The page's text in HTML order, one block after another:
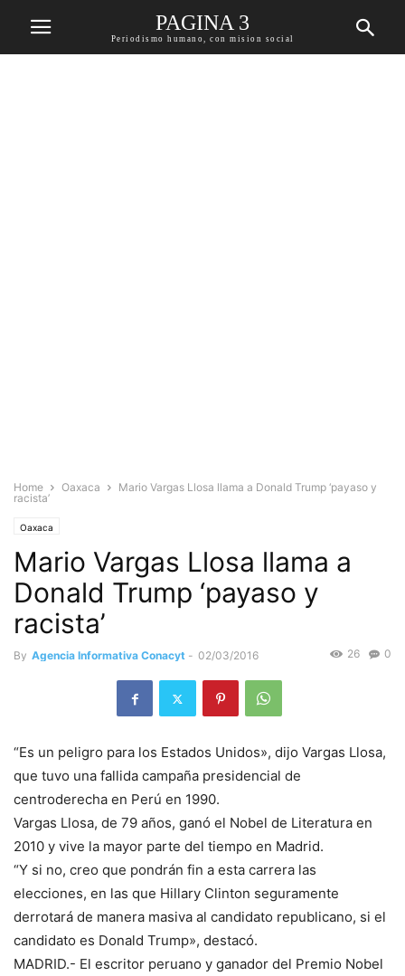
PAGINA 3
Periodismo humano, con mision social
Home Oaxaca
Mario Vargas Llosa llama a Donald Trump ‘payaso y
racista’
Oaxaca
Mario Vargas Llosa llama a
Donald Trump ‘payaso y
racista’
By Agencia Informativa Conacyt - 02/03/2016 0
26
“Es un peligro para los Estados Unidos», dijo Vargas Llosa,
que tuvo una fallida campaña presidencial de
centroderecha en Perú en 1990.
Vargas Llosa, de 79 años, ganó el Nobel de Literatura en
2010 y vive la mayor parte del tiempo en Madrid.
“Y si no, creo que pondrán fin a esta carrera las
elecciones, en las que Hillary Clinton seguramente
derrotará de manera masiva al candidato republicano, si el
candidato es Donald Trump», destacó.
MADRID.- El escritor peruano y ganador del Premio Nobel